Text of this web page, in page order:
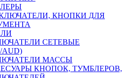
КНОПКИ ДЛЯ
СЕТЕВЫЕ
AUD)
МАССЫ
КНОПОК, ТУМБЛЕРОВ,